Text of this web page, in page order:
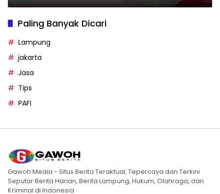
Paling Banyak Dicari
Lampung
jakarta
Jasa
Tips
PAFI
Gawoh Media - Situs Berita Teraktual, Tepercaya dan Terkini
Seputar Berita Harian, Berita Lampung, Hukum, Olahraga, dan
Kriminal di Indonesia